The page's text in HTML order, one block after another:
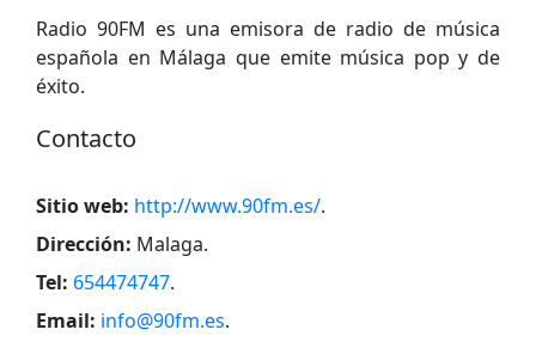
Radio 90FM es una emisora ​​de radio de música
española en Málaga que emite música pop y de
éxito.
Contacto
Sitio web: http://www.90fm.es/.
Dirección: Malaga.
Tel: 654474747.
Email: info@90fm.es.